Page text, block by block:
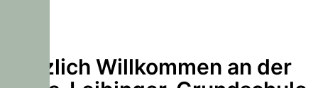
Herzlich Willkommen an der